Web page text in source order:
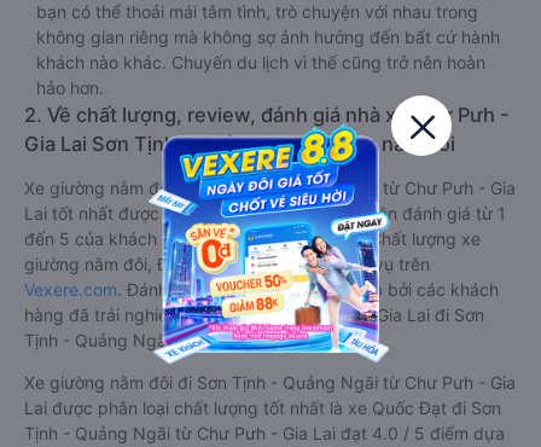
bạn có thể thoải mái tâm tình, trò chuyện với nhau trong
không gian riêng mà không sợ ảnh hưởng đến bất cứ hành
khách nào khác. Chuyến du lịch vì thế cũng trở nên hoàn
hảo hơn.
2. Về chất lượng, review, đánh giá nhà xe Chư Pưh -
Gia Lai Sơn Tịnh - Quảng Ngãi giường nằm đôi
Xe giường nằm đôi đi Sơn Tịnh - Quảng Ngãi từ Chư Pưh - Gia
Lai tốt nhất được phân loại chất lượng dựa trên đánh giá từ 1
đến 5 của khách hàng với các tiêu chí như: Chất lượng xe
giường nằm đôi, Đúng giờ, Chất lượng phục vụ trên
Vexere.com. Đánh giá này được viết trực tiếp bởi các khách
hàng đã trải nghiệm các hãng Xe Chư Pưh - Gia Lai đi Sơn
Tịnh - Quảng Ngãi.
Xe giường nằm đôi đi Sơn Tịnh - Quảng Ngãi từ Chư Pưh - Gia
Lai được phân loại chất lượng tốt nhất là xe Quốc Đạt đi Sơn
Tịnh - Quảng Ngãi từ Chư Pưh - Gia Lai đạt 4.0 / 5 điểm dựa